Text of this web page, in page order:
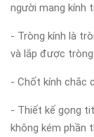
người mang kính
- Tròng kính là
và lắp được tròng
- Chốt kính chắc
- Thiết kế gọng
không kém phần